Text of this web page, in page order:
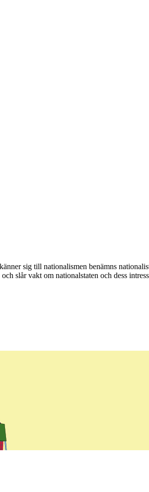
sig till nationalismen benämns
slår vakt om nationalstaten och dess